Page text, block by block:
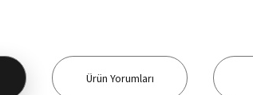
Ürün Yorumları